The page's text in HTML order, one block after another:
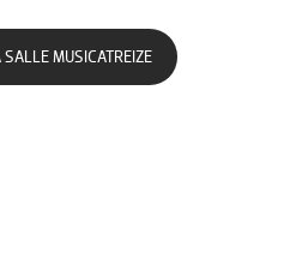
SALLE MUSICATREIZE